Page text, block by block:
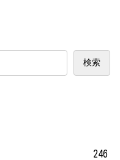
検索
246